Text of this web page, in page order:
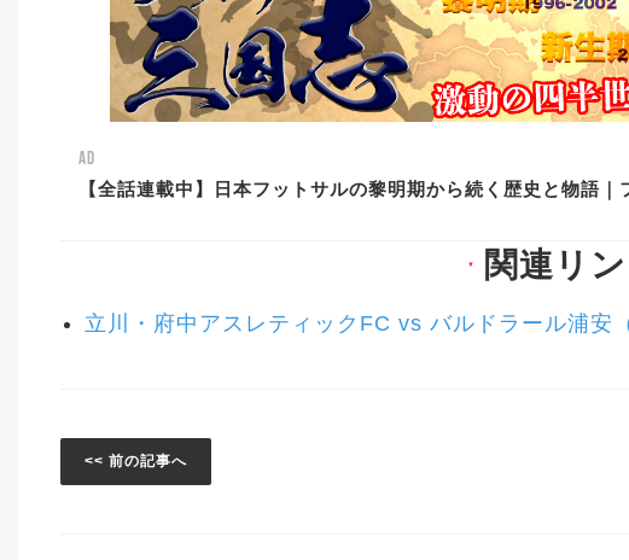
AD
【全話連載中】日本フットサルの黎明期から続く歴史と物語｜
▼ 関連リ
立川・府中アスレティックFC vs バルドラール浦安
<< 前の記事へ